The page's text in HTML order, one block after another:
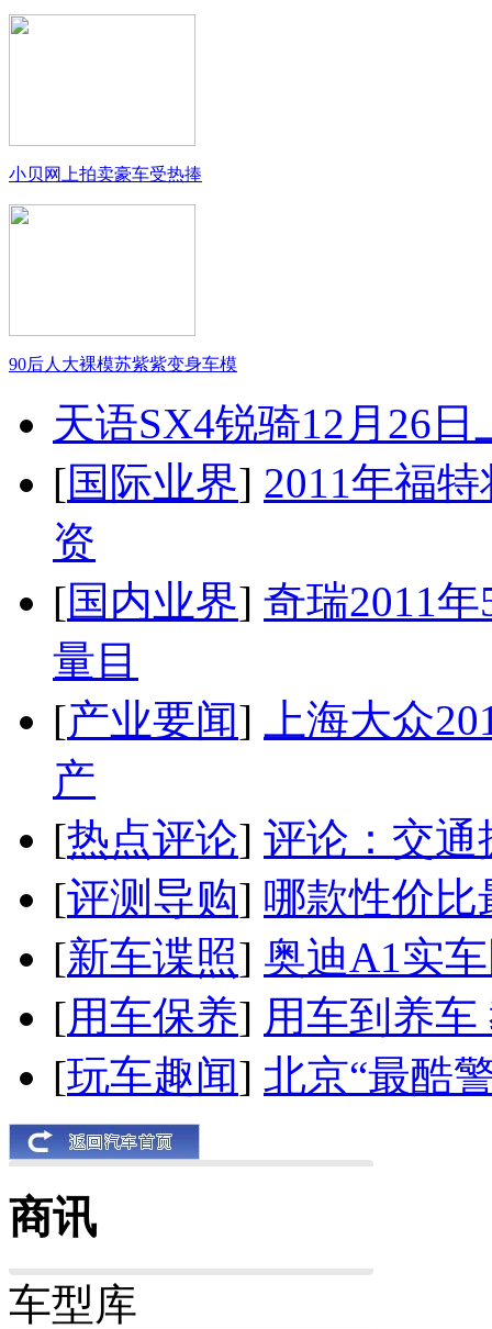
小贝网上拍卖豪车受热捧
90后人大裸模苏紫紫变身车模
天语SX4锐骑12月26
[国际业界] 2011年福
资
[国内业界] 奇瑞2011
量目
[产业要闻]
上海大众
产
[热点评论] 评论：交通
[评测导购] 哪款性价比
[新车谍照] 奥迪A1实
[用车保养] 用车到养
[玩车趣闻] 北京“最酷
商讯
车型库